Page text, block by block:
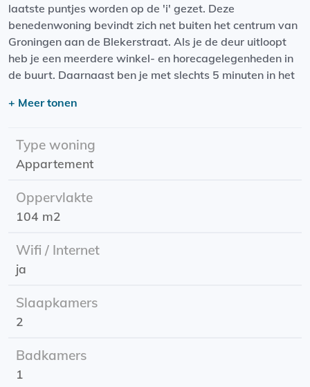
laatste puntjes worden op de 'i' gezet. Deze
benedenwoning bevindt zich net buiten het centrum van
Groningen aan de Blekerstraat. Als je de deur uitloopt
heb je een meerdere winkel- en horecagelegenheden in
de buurt. Daarnaast ben je met slechts 5 minuten in het
voorzien van een eigen keuken met koelkast en inbouw
afwasmachine. Daarnaast is het appartement voorzien
van twee slaapkamers, interne berging, badkamer en
separaat toilet.
Energielabel: in behandeling
Huurperiode: minimaal 1 jaar, daarna onbepaalde tijd
Ingangsdatum: 01-03-2024
+ Meer tonen
Type woning
Appartement
Oppervlakte
104 m2
Wifi / Internet
ja
Slaapkamers
2
Badkamers
1